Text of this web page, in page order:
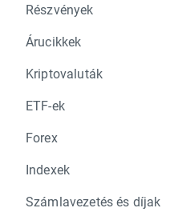
Részvények
Árucikkek
Kriptovaluták
ETF-ek
Forex
Indexek
Számlavezetés és díjak